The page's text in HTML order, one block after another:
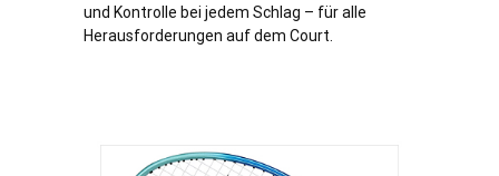
und Kontrolle bei jedem Schlag – für alle
Herausforderungen auf dem Court.